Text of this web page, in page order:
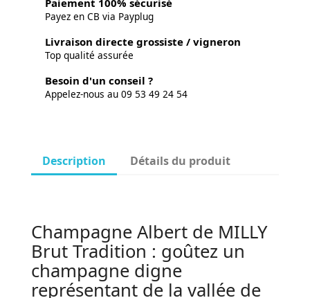
Paiement 100% sécurisé
Payez en CB via Payplug
Livraison directe grossiste / vigneron
Top qualité assurée
Besoin d'un conseil ?
Appelez-nous au 09 53 49 24 54
Description Détails du produit
Champagne Albert de MILLY
Brut Tradition : goûtez un
champagne digne
représentant de la vallée de